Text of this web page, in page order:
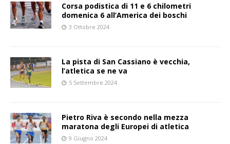
Corsa podistica di 11 e 6 chilometri
domenica 6 all’America dei boschi
3 Ottobre 2024
La pista di San Cassiano è vecchia,
l’atletica se ne va
5 Settembre 2024
Pietro Riva è secondo nella mezza
maratona degli Europei di atletica
9 Giugno 2024